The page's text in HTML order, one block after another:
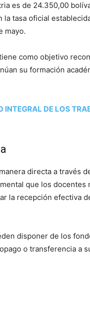
es de 24.350,00
tasa oficial
mayo.
como objetivo
su formación
INTEGRAL DE LOS
directa a través
que los docentes
la recepción efectiva
disponer de los
o transferencia a